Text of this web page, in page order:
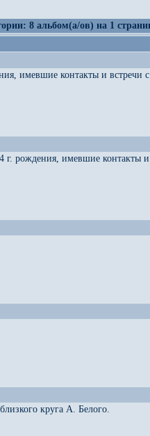
8 альбом(а/ов) на 1
имевшие контакты и встречи
рождения, имевшие контакты
круга А. Белого.